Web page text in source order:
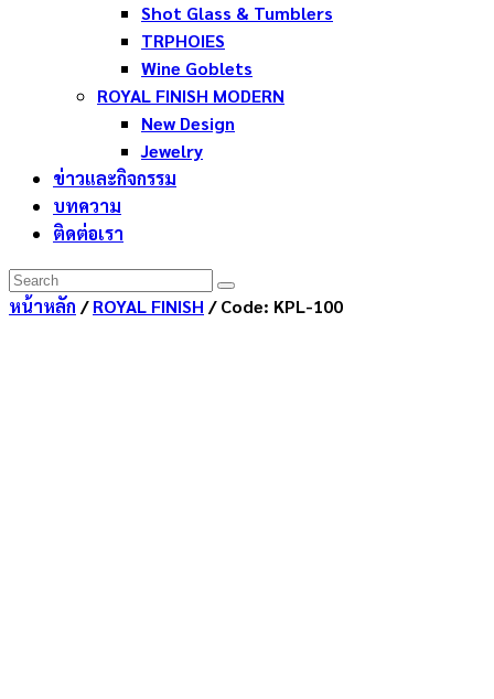
Shot Glass & Tumblers
TRPHOIES
Wine Goblets
ROYAL FINISH MODERN
New Design
Jewelry
ข่าวและกิจกรรม
บทความ
ติดต่อเรา
หน้าหลัก /ROYAL FINISH / Code: KPL-100